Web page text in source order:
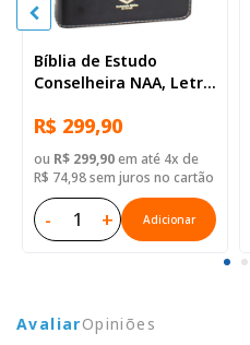
Bíblia de Estudo
Conselheira NAA, Letra
Capa Couro Sintético
Preta
R$ 299,90
ou R$ 299,90em até 4x de
R$ 74,98 sem juros no cartão
- + Adicionar
AvaliarOpiniões